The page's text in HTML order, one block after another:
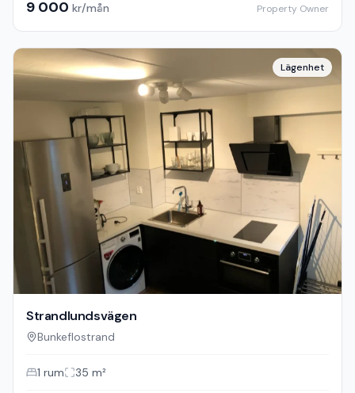
9 000 kr/mån Property Owner
Lägenhet
Strandlundsvägen
Bunkeflostrand
1 rum 35 m²